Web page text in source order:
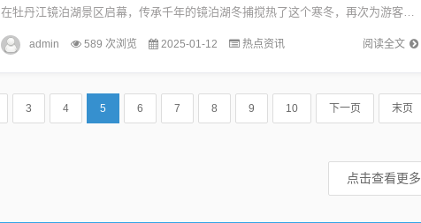
在牡丹江镜泊湖景区启幕，传承千年的镜泊湖冬捕搅热了这个寒冬，再次为游客呈
现了一场节日狂欢、冰雪盛宴。1月12日，中国·镜泊湖第十届...
阅读全文
admin 589 次浏览 2025-01-12 热点资讯
3 4 5 6 7 8 9 10 下一页 末页
点击查看更多